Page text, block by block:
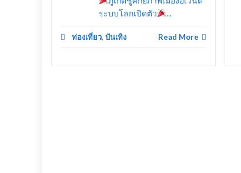
ระบบโลกเปิดตัว
...
ท่องเที่ยว, บันเทิง Read More